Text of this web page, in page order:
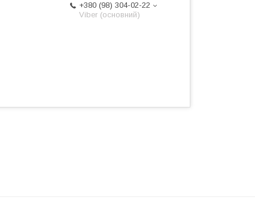
+380 (98) 304-02-22
Viber (основний)